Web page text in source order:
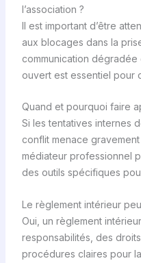
l’association ?
Il est important d’être
aux blocages dans la
communication
ouvert est essentiel pour
Quand et pourquoi faire
Si les tentatives internes
conflit menace gravement
médiateur professionnel
des outils spécifiques
Le règlement intérieur
Oui, un règlement
responsabilités, des
procédures claires pour